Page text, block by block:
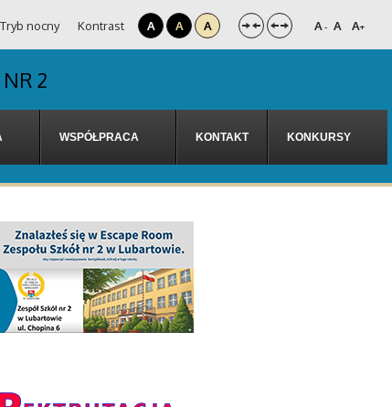
Tryb nocny Kontrast A A A A- A A+
2
WSPÓŁPRACA KONTAKT KONKURSY